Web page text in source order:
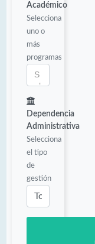
Académico
Selecciona
uno o
más
programas
Dependencia
Administrativa
Selecciona
el tipo
de
gestión